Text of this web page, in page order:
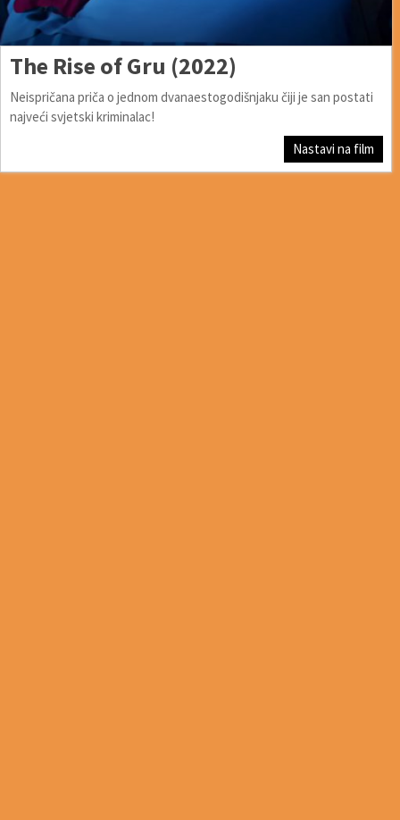
The Rise of Gru (2022)
Neispričana priča o jednom dvanaestogodišnjaku čiji je san postati
najveći svjetski kriminalac!
Nastavi na film